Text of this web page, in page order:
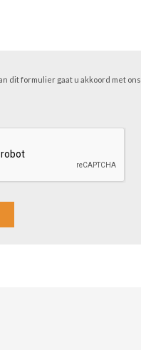
dit formulier gaat u akkoord met ons